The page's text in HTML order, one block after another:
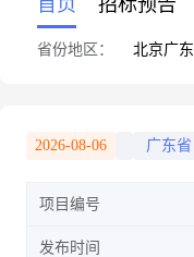
首页 招标预告
省份地区： 北京广东
2026-08-06 广东省
项目编号
发布时间